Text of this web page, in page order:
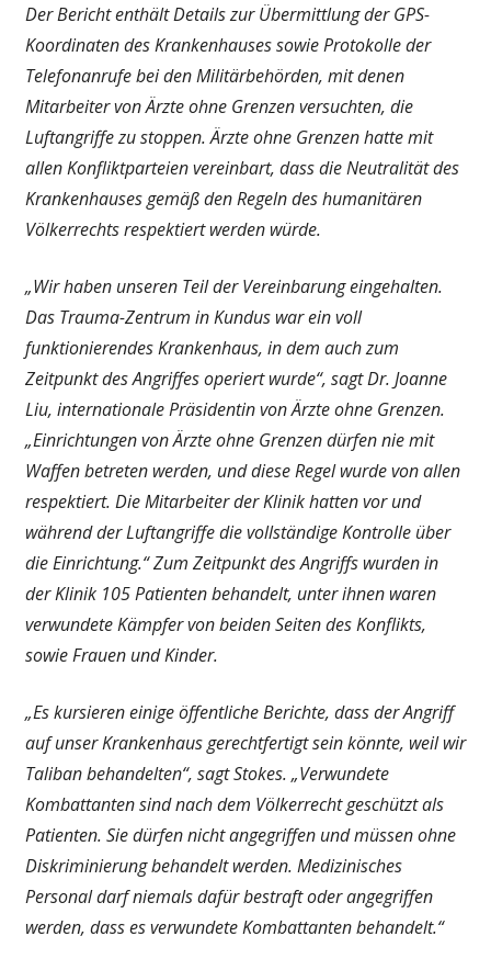
Der Bericht enthält Details zur Übermittlung der GPS-
Koordinaten des Krankenhauses sowie Protokolle der
Telefonanrufe bei den Militärbehörden, mit denen
Mitarbeiter von Ärzte ohne Grenzen versuchten, die
Luftangriffe zu stoppen. Ärzte ohne Grenzen hatte mit
allen Konfliktparteien vereinbart, dass die Neutralität des
Krankenhauses gemäß den Regeln des humanitären
Völkerrechts respektiert werden würde.
„Wir haben unseren Teil der Vereinbarung eingehalten.
Das Trauma-Zentrum in Kundus war ein voll
funktionierendes Krankenhaus, in dem auch zum
Zeitpunkt des Angriffes operiert wurde“, sagt Dr. Joanne
Liu, internationale Präsidentin von Ärzte ohne Grenzen.
„Einrichtungen von Ärzte ohne Grenzen dürfen nie mit
Waffen betreten werden, und diese Regel wurde von allen
respektiert. Die Mitarbeiter der Klinik hatten vor und
während der Luftangriffe die vollständige Kontrolle über
die Einrichtung.“ Zum Zeitpunkt des Angriffs wurden in
der Klinik 105 Patienten behandelt, unter ihnen waren
verwundete Kämpfer von beiden Seiten des Konflikts,
sowie Frauen und Kinder.
„Es kursieren einige öffentliche Berichte, dass der Angriff
auf unser Krankenhaus gerechtfertigt sein könnte, weil wir
Taliban behandelten“, sagt Stokes. „Verwundete
Kombattanten sind nach dem Völkerrecht geschützt als
Patienten. Sie dürfen nicht angegriffen und müssen ohne
Diskriminierung behandelt werden. Medizinisches
Personal darf niemals dafür bestraft oder angegriffen
werden, dass es verwundete Kombattanten behandelt.“